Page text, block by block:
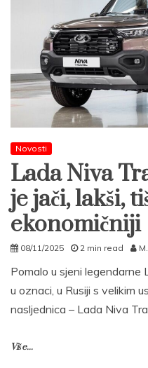
Novosti
Lada Niva
je jači, lakši,
ekonomičniji
08/11/2025 2 min read
Pomalo u sjeni
u oznaci, u Rusiji s velikim
nasljednica – Lada Niva
Više...